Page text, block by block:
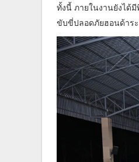
ทั้งนี้ ภายในงานยังได้
ขับขี่ปลอดภัยฮอนด้าร